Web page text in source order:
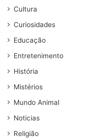
Cultura
Curiosidades
Educação
Entretenimento
História
Mistérios
Mundo Animal
Noticias
Religião